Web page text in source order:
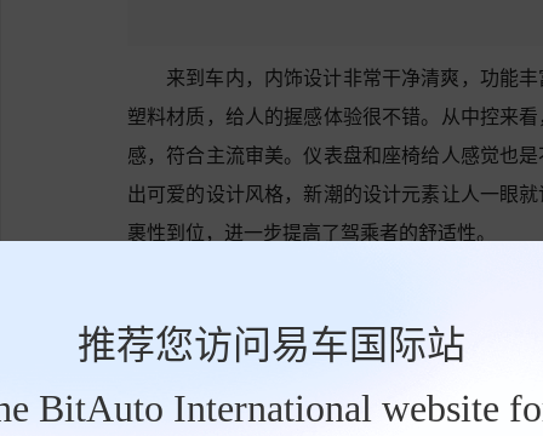
推荐您访问易车国际站
BitAuto International website
来到车内，内饰设计非常干净清爽，功能
塑料材质，给人的握感体验很不错。从中控来
感，符合主流审美。仪表盘和座椅给人感觉也
出可爱的设计风格，新潮的设计元素让人一眼
裹性到位，进一步提高了驾乘者的舒适性。